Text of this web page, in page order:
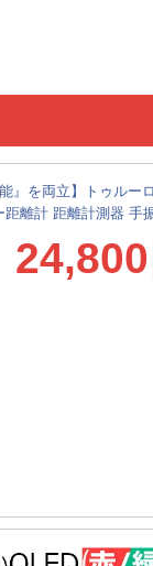
』を両立】トゥルー
距離計 距離計測器 手
24,800